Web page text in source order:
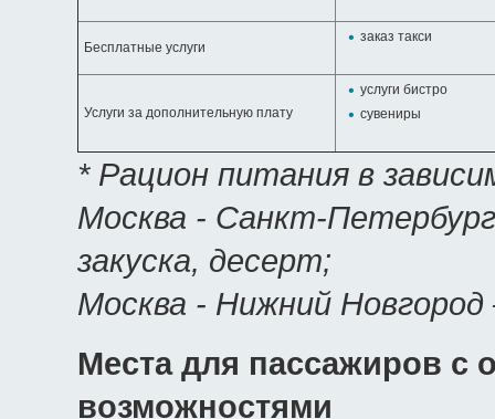
Бесплатные услуги
заказ такси
Услуги за дополнительную плату
услуги бистро
сувениры
* Рацион питания в
Москва - Санкт-
закуска, десерт;
Москва - Нижний Новгород
Места для пассажиров с
возможностями